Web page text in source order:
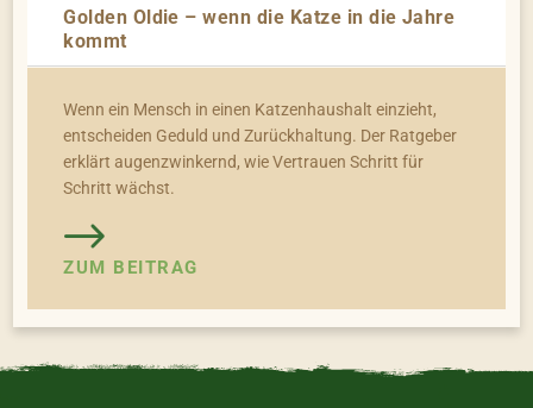
Golden Oldie – wenn die Katze in die Jahre
kommt
Wenn ein Mensch in einen Katzenhaushalt einzieht,
entscheiden Geduld und Zurückhaltung. Der Ratgeber
erklärt augenzwinkernd, wie Vertrauen Schritt für
Schritt wächst.
ZUM BEITRAG